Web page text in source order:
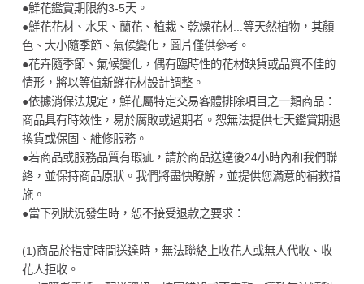
●鮮花鑑賞期限約3-5天。
●鮮花花材、水果、蘭花、植栽、乾燥花材...等天然植物，其顏
色、大小隨季節、氣候變化，圖片僅供參考。
●花卉隨季節、氣候變化，偶有臨時性的花材缺貨或品質不佳的
情形，將以等值新鮮花材設計調整。
●依據消保法規定，鮮花屬特定交易客體排除項目之一類商品：
商品具有時效性，易於腐敗或過期者。恕無法提供七天鑑賞期退
換貨或保固、維修服務。
●若商品或服務品質有瑕疵，請於商品送達後24小時內和我們聯
絡，並保持商品原狀。我們將盡快瞭解，並提供您滿意的補救措
施。
●當下列狀況發生時，恕不接受退款之要求：
(1)商品於指定時間送達時，無法聯絡上收花人或無人代收、收
花人拒收。